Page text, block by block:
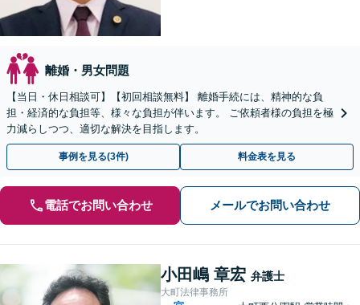
離婚・男女問題
【当日・休日相談可】【初回相談無料】 離婚手続には、精神的な負
担・経済的な負担等、様々な負担が伴います。 ご依頼者様の負担を極
力減らしつつ、適切な解決を目指します。
事例を見る(3件) 料金表を見る
電話でお問い合わせ メールでお問い合わせ
小田嶋 章宏 弁護士
大町法律事務所